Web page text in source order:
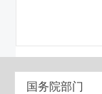
国务院部门